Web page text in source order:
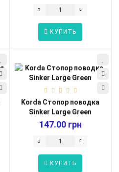
КУПИТЬ
Korda Стопор поводка
Sinker Large Green
147.00 грн
КУПИТЬ